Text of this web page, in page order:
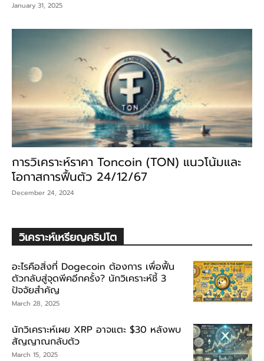
January 31, 2025
การวิเคราะห์ราคา Toncoin (TON) แนวโน้มและ
โอกาสการฟื้นตัว 24/12/67
December 24, 2024
วิเคราะห์เหรียญคริปโต
อะไรคือสิ่งที่ Dogecoin ต้องการ เพื่อฟื้น
ตัวกลับสู่จุดพีคอีกครั้ง? นักวิเคราะห์ชี้ 3
ปัจจัยสำคัญ
March 28, 2025
นักวิเคราะห์เผย XRP อาจแตะ $30 หลังพบ
สัญญาณกลับตัว
March 15, 2025